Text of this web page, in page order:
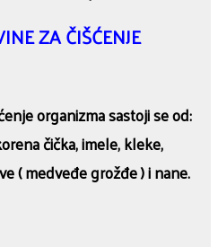
ZA ČIŠĆENJE
organizma sastoji se od:
čička, imele, kleke,
( medveđe grožđe ) i nane.